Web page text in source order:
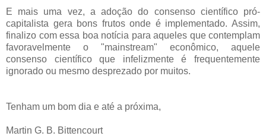
E mais uma vez, a adoção do consenso científico pró-
capitalista gera bons frutos onde é implementado. Assim,
finalizo com essa boa notícia para aqueles que contemplam
favoravelmente o "mainstream" econômico, aquele
consenso científico que infelizmente é frequentemente
ignorado ou mesmo desprezado por muitos.
Tenham um bom dia e até a próxima,
Martin G. B. Bittencourt